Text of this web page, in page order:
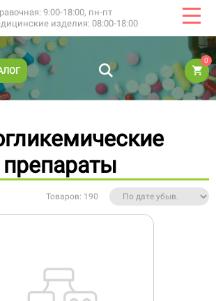
9:00-18:00, пн-пт
изделия: 08:00-18:00
0
препараты
Товаров: 190